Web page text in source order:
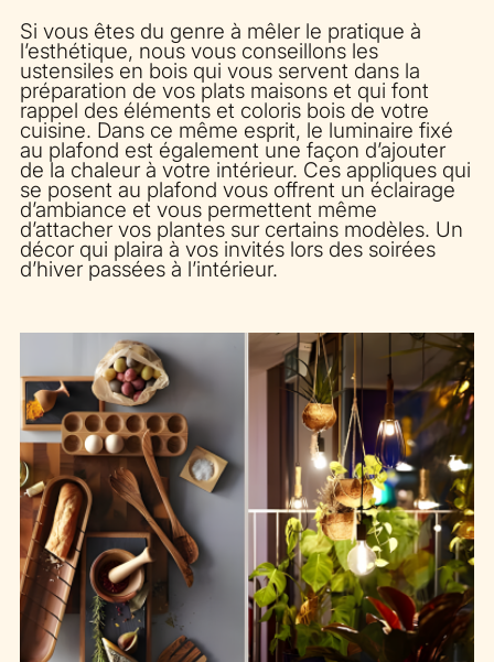
Si vous êtes du genre à mêler le pratique à
l’esthétique, nous vous conseillons les
ustensiles en bois qui vous servent dans la
préparation de vos plats maisons et qui font
rappel des éléments et coloris bois de votre
cuisine. Dans ce même esprit, le luminaire fixé
au plafond est également une façon d’ajouter
de la chaleur à votre intérieur. Ces appliques qui
se posent au plafond vous offrent un éclairage
d’ambiance et vous permettent même
d’attacher vos plantes sur certains modèles. Un
décor qui plaira à vos invités lors des soirées
d’hiver passées à l’intérieur.